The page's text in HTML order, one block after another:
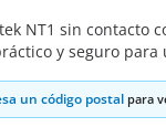
NT1 sin contacto
y seguro para
un código postal para